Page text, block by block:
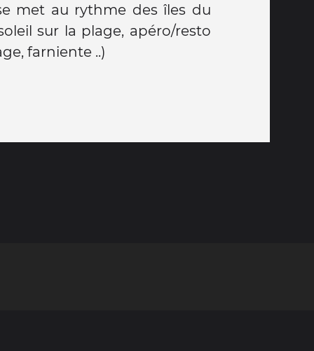
met au rythme des îles du
sur la plage, apéro/resto
farniente ..)